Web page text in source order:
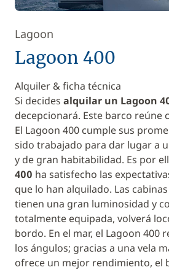
Lagoon
Lagoon 400
Alquiler & ficha técnica
Si decides alquilar un Lagoon
decepcionará. Este barco reúne
El Lagoon 400 cumple sus
sido trabajado para dar lugar a
y de gran habitabilidad. Es por
400 ha satisfecho las
que lo han alquilado. Las
tienen una gran luminosidad y
totalmente equipada, volverá
bordo. En el mar, el Lagoon 400
los ángulos; gracias a una vela
ofrece un mejor rendimiento, el